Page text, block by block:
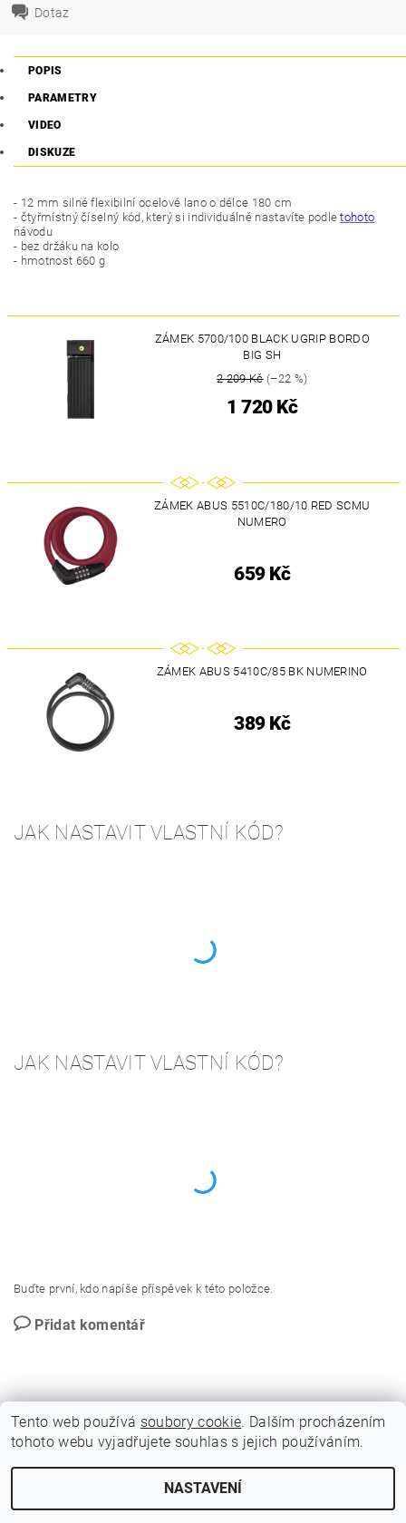
Dotaz
POPIS
PARAMETRY
VIDEO
DISKUZE
- 12 mm silné flexibilní ocelové lano o délce 180 cm
- čtyřmístný číselný kód, který si individuálně nastavíte podletohoto
návodu
- bez držáku na kolo
- hmotnost 660 g
ZÁMEK 5700/100 BLACK UGRIP BORDO
BIG SH
2 209 Kč(–22 %)
1 720 Kč
ZÁMEK ABUS 5510C/180/10 RED SCMU
NUMERO
659 Kč
ZÁMEK ABUS 5410C/85 BK NUMERINO
389 Kč
JAK NASTAVIT VLASTNÍ KÓD?
JAK NASTAVIT VLASTNÍ KÓD?
Buďte první, kdo napíše příspěvek k této položce.
Přidat komentář
2026 © BLITZ FLITZ ski and bike, všechna práva vyhrazena
Tento web používá soubory cookie. Dalším procházením
tohoto webu vyjadřujete souhlas s jejich používáním.
NASTAVENÍ